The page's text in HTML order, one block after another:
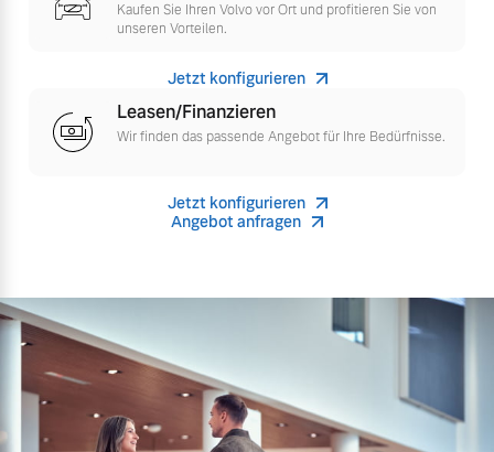
Jetzt kennenlernen
Mehr erfahren
Finanzierung & Leasing
Versicherung
Kaufen Sie Ihren Volvo vor Ort und profitieren Sie von
unseren Vorteilen.
Jetzt konfigurieren
Leasen/Finanzieren
Wir finden das passende Angebot für Ihre Bedürfnisse.
Jetzt konfigurieren
Angebot anfragen